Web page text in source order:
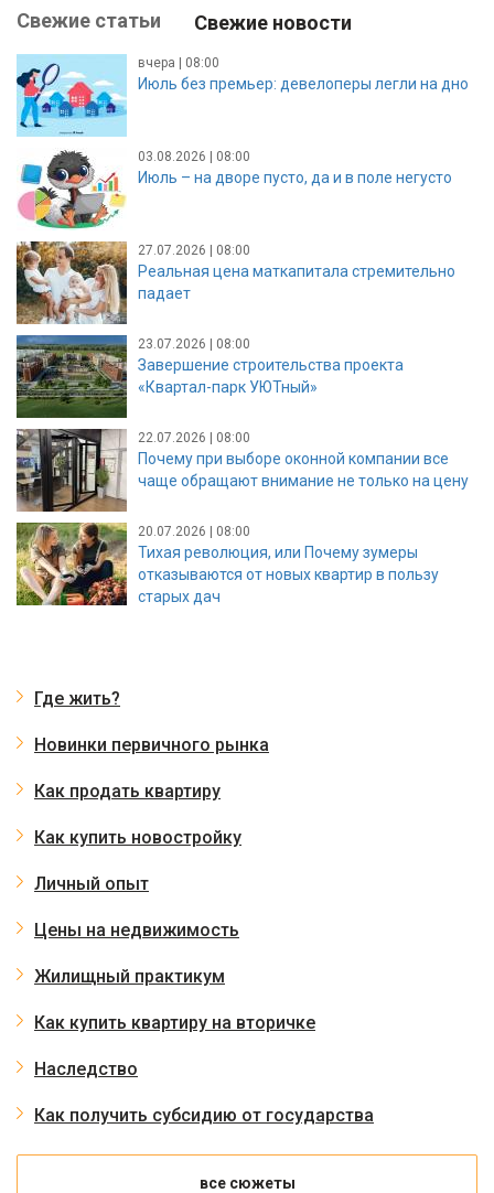
Свежие статьи Свежие новости
вчера | 08:00
Июль без премьер: девелоперы легли на дно
03.08.2026 | 08:00
Июль – на дворе пусто, да и в поле негусто
27.07.2026 | 08:00
Реальная цена маткапитала стремительно
падает
23.07.2026 | 08:00
Завершение строительства проекта
«Квартал-парк УЮТный»
22.07.2026 | 08:00
Почему при выборе оконной компании все
чаще обращают внимание не только на цену
20.07.2026 | 08:00
Тихая революция, или Почему зумеры
отказываются от новых квартир в пользу
старых дач
Где жить?
Новинки первичного рынка
Как продать квартиру
Как купить новостройку
Личный опыт
Цены на недвижимость
Жилищный практикум
Как купить квартиру на вторичке
Наследство
Как получить субсидию от государства
все сюжеты